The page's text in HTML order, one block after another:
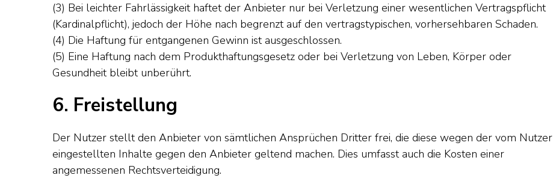
(3) Bei leichter Fahrlässigkeit haftet der Anbieter nur bei Verletzung einer wesentlichen Vertragspflicht
(Kardinalpflicht), jedoch der Höhe nach begrenzt auf den vertragstypischen, vorhersehbaren Schaden.
(4) Die Haftung für entgangenen Gewinn ist ausgeschlossen.
(5) Eine Haftung nach dem Produkthaftungsgesetz oder bei Verletzung von Leben, Körper oder
Gesundheit bleibt unberührt.
6. Freistellung
Der Nutzer stellt den Anbieter von sämtlichen Ansprüchen Dritter frei, die diese wegen der vom Nutzer
eingestellten Inhalte gegen den Anbieter geltend machen. Dies umfasst auch die Kosten einer
angemessenen Rechtsverteidigung.